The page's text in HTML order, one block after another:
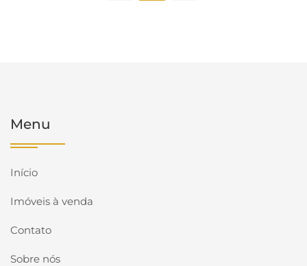
Menu
Início
Imóveis à venda
Contato
Sobre nós